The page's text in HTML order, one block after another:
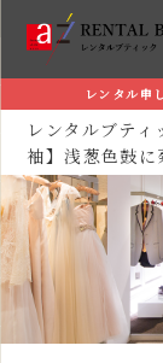
レンタル申
レンタルブティ
袖】浅葱色鼓に